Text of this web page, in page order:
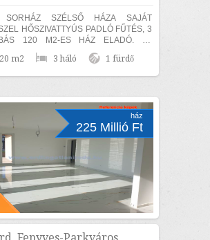
SZÉLSŐ HÁZA SAJÁT
HŐSZIVATTYÚS PADLÓ FŰTÉS, 3
120 M2-ES HÁZ ELADÓ. Az
as hőszigetelő téglából épült, amelyre
m2 3 háló 1 fürdő
ház
225 Millió Ft